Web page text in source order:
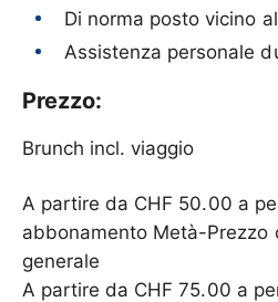
Di norma posto vicino
Assistenza personale
Prezzo:
Brunch incl. viaggio
A partire da CHF 50.00 a
abbonamento Metà-Prezzo
generale
A partire da CHF 75.00 a